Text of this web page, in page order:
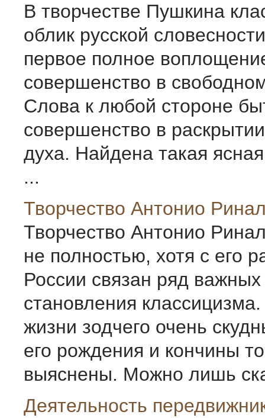
В творчестве Пушкина
облик русской
первое полное
совершенство в
Слова к любой стороне
совершенство в
духа. Найдена такая
...
Творчество Антонио
Творчество Антонио
не полностью, хотя с его
России связан ряд
становления
жизни зодчего очень
его рождения и кончины
выяснены. Можно лишь
Деятельность